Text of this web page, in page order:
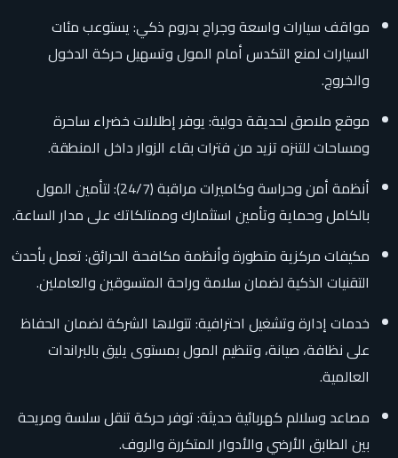
مواقف سيارات واسعة وجراج بدروم ذكي: يستوعب مئات
السيارات لمنع التكدس أمام المول وتسهيل حركة الدخول
والخروج.
موقع ملاصق لحديقة دولية: يوفر إطلالات خضراء ساحرة
ومساحات للتنزه تزيد من فترات بقاء الزوار داخل المنطقة.
أنظمة أمن وحراسة وكاميرات مراقبة (24/7): لتأمين المول
بالكامل وحماية وتأمين استثمارك وممتلكاتك على مدار الساعة.
مكيفات مركزية متطورة وأنظمة مكافحة الحرائق: تعمل بأحدث
التقنيات الذكية لضمان سلامة وراحة المتسوقين والعاملين.
خدمات إدارة وتشغيل احترافية: تتولاها الشركة لضمان الحفاظ
على نظافة، صيانة، وتنظيم المول بمستوى يليق بالبراندات
العالمية.
مصاعد وسلالم كهربائية حديثة: توفر حركة تنقل سلسة ومريحة
بين الطابق الأرضي والأدوار المتكررة والروف.